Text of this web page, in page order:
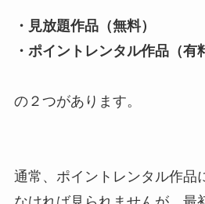
・見放題作品（無料）
・ポイントレンタル作品（有
の２つがあります。
通常、ポイントレンタル作品